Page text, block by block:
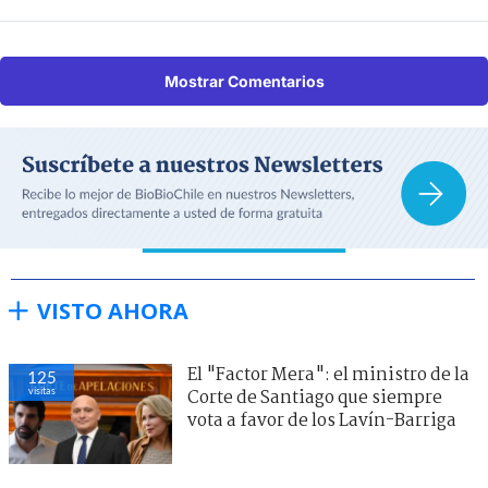
Mostrar Comentarios
VISTO AHORA
125
visitas
El "Factor Mera": el ministro de la
Corte de Santiago que siempre
vota a favor de los Lavín-Barriga